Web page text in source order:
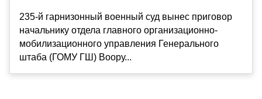
235-й гарнизонный военный суд вынес приговор
начальнику отдела главного организационно-
мобилизационного управления Генерального
штаба (ГОМУ ГШ) Воору...